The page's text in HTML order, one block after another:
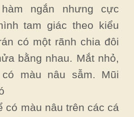
ngắn nhưng cực
tam giác theo kiểu
có một rãnh chia đôi
bằng nhau. Mắt nhỏ,
màu nâu sẫm. Mũi
có màu nâu trên các cá